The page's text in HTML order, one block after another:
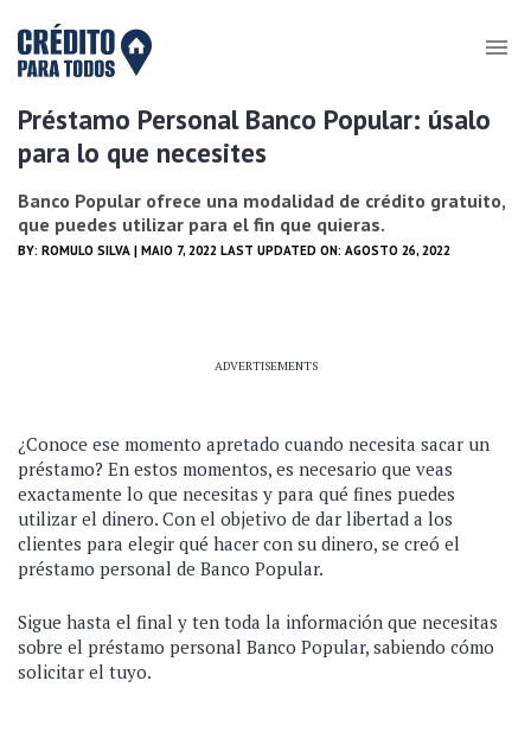
Préstamo Personal Banco Popular: úsalo
para lo que necesites
Banco Popular ofrece una modalidad de crédito gratuito,
que puedes utilizar para el fin que quieras.
BY: ROMULO SILVA | MAIO 7, 2022 LAST UPDATED ON: AGOSTO 26, 2022
ADVERTISEMENTS
¿Conoce ese momento apretado cuando necesita sacar un
préstamo? En estos momentos, es necesario que veas
exactamente lo que necesitas y para qué fines puedes
utilizar el dinero. Con el objetivo de dar libertad a los
clientes para elegir qué hacer con su dinero, se creó el
préstamo personal de Banco Popular.
Sigue hasta el final y ten toda la información que necesitas
sobre el préstamo personal Banco Popular, sabiendo cómo
solicitar el tuyo.